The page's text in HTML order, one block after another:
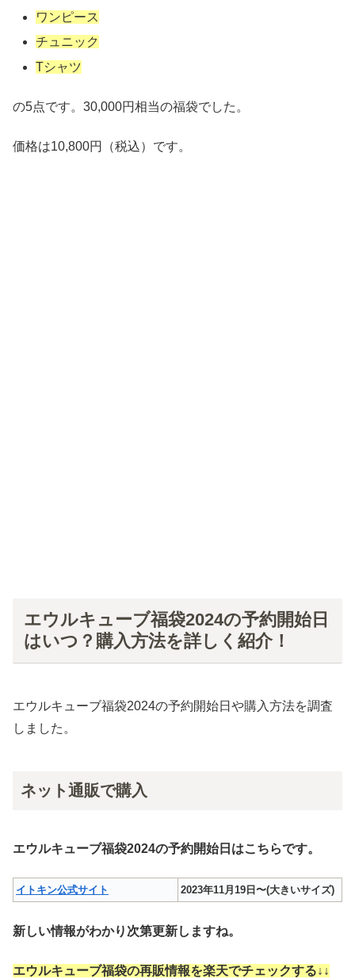
ワンピース
チュニック
Tシャツ
の5点です。30,000円相当の福袋でした。
価格は10,800円（税込）です。
エウルキューブ福袋2024の予約開始日
はいつ？購入方法を詳しく紹介！
エウルキューブ福袋2024の予約開始日や購入方法を調査
しました。
ネット通販で購入
エウルキューブ福袋2024の予約開始日はこちらです。
イトキン公式サイト 2023年11月19日〜(大きいサイズ)
新しい情報がわかり次第更新しますね。
エウルキューブ福袋の再販情報を楽天でチェックする↓↓